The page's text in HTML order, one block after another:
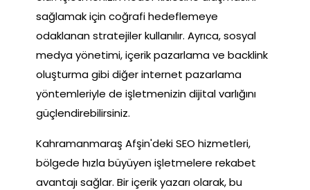
sağlamak için coğrafi hedeflemeye
odaklanan stratejiler kullanılır. Ayrıca, sosyal
medya yönetimi, içerik pazarlama ve backlink
oluşturma gibi diğer internet pazarlama
yöntemleriyle de işletmenizin dijital varlığını
güçlendirebilirsiniz.
Kahramanmaraş Afşin'deki SEO hizmetleri,
bölgede hızla büyüyen işletmelere rekabet
avantajı sağlar. Bir içerik yazarı olarak, bu